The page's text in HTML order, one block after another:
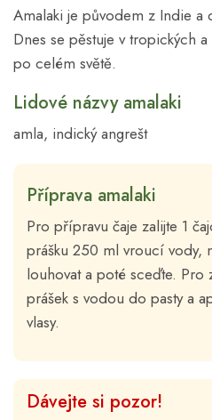
Amalaki je původem z Indie a
Dnes se pěstuje v tropických
po celém světě.
Lidové názvy amalaki
amla, indický angrešt
Příprava amalaki
Pro přípravu čaje zalijte 1
prášku 250 ml vroucí vody,
louhovat a poté sceďte.
prášek s vodou do pasty a
vlasy.
Dávejte si pozor!